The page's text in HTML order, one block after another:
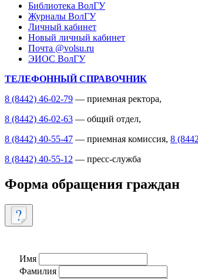
Библиотека ВолГУ
Журналы ВолГУ
Личный кабинет
Новый личный кабинет
Почта @volsu.ru
ЭИОС ВолГУ
ТЕЛЕФОННЫЙ СПРАВОЧНИК
8 (8442) 46-02-79 — приемная ректора,
8 (8442) 46-02-63 — общий отдел,
8 (8442) 40-55-47 — приемная комиссия, 8
8 (8442) 40-55-12 — пресс-служба
Форма обращения граждан
Имя
Фамилия